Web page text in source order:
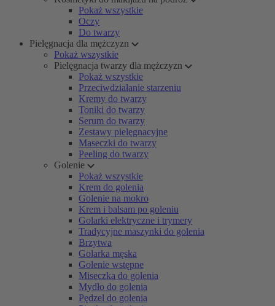
Pokaż wszystkie
Oczy
Do twarzy
Pielęgnacja dla mężczyzn
Pokaż wszystkie
Pielęgnacja twarzy dla mężczyzn
Pokaż wszystkie
Przeciwdziałanie starzeniu
Kremy do twarzy
Toniki do twarzy
Serum do twarzy
Zestawy pielęgnacyjne
Maseczki do twarzy
Peeling do twarzy
Golenie
Pokaż wszystkie
Krem do golenia
Golenie na mokro
Krem i balsam po goleniu
Golarki elektryczne i trymery
Tradycyjne maszynki do golenia
Brzytwa
Golarka męska
Golenie wstępne
Miseczka do golenia
Mydło do golenia
Pędzel do golenia